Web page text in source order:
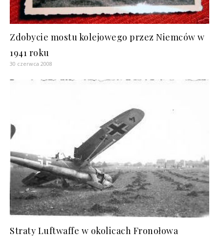
Zdobycie mostu kolejowego przez Niemców w
1941 roku
30 czerwca 2008
Straty Luftwaffe w okolicach Fronołowa